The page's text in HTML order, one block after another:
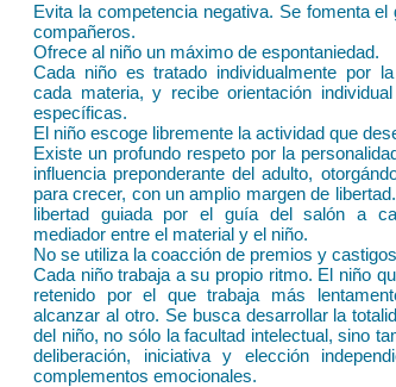
Evita la competencia negativa. Se fomenta
compañeros.
Ofrece al niño un máximo de espontaniedad.
Cada niño es tratado individualmente por
cada materia, y recibe orientación
específicas.
El niño escoge libremente la actividad que
Existe un profundo respeto por la
influencia preponderante del adulto,
para crecer, con un amplio margen de
libertad guiada por el guía del salón a
mediador entre el material y el niño.
No se utiliza la coacción de premios y
Cada niño trabaja a su propio ritmo. El niño
retenido por el que trabaja más
alcanzar al otro. Se busca desarrollar la
del niño, no sólo la facultad intelectual, sino
deliberación, iniciativa y elección
complementos emocionales.